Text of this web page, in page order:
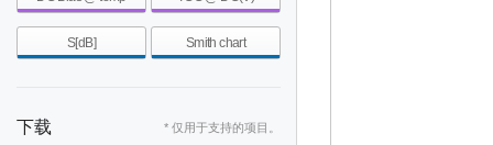
S[dB] Smith chart
下载 * 仅用于支持的项目。